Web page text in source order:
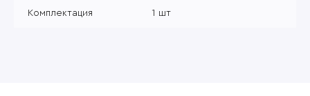
Комплектация 1 шт